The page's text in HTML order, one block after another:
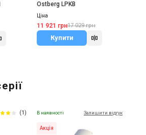
Ostberg LPKB
Ціна
11 921 грн17 029 грн
Купити
(1) В наявності Залишити відгук
Акція